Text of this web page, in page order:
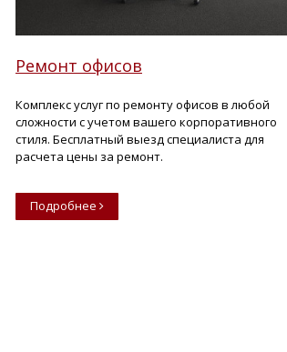
Ремонт офисов
Комплекс услуг по ремонту офисов в любой
сложности с учетом вашего корпоративного
стиля. Бесплатный выезд специалиста для
расчета цены за ремонт.
Подробнее